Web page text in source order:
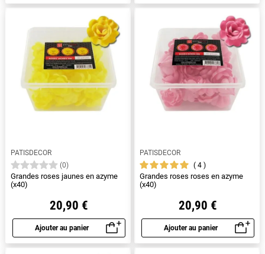
PATISDECOR
(0)
Grandes roses jaunes en azyme
(x40)
20,90 €
Ajouter au panier
Aperçu rapide
PATISDECOR
4
Grandes roses roses en azyme
(x40)
20,90 €
Ajouter au panier
Aperçu rapide